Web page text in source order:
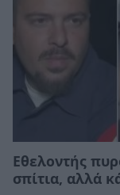
Εθελοντής
σπίτια, αλλά